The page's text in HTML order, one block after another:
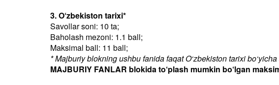
3. O‘zbekiston tarixi*
Savollar soni: 10 ta;
Baholash mezoni: 1.1 ball;
Maksimal ball: 11 ball;
* Majburiy blokning ushbu fanida faqat O‘zbekiston tarixi
MAJBURIY FANLAR blokida to‘plash mumkin bo‘lgan